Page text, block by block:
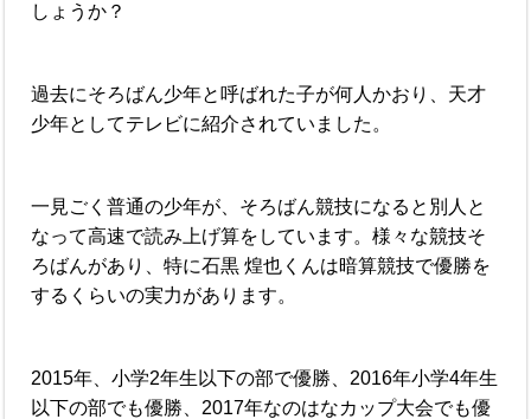
しょうか？
過去にそろばん少年と呼ばれた子が何人かおり、天才
少年としてテレビに紹介されていました。
一見ごく普通の少年が、そろばん競技になると別人と
なって高速で読み上げ算をしています。様々な競技そ
ろばんがあり、特に石黒 煌也くんは暗算競技で優勝を
するくらいの実力があります。
2015年、小学2年生以下の部で優勝、2016年小学4年生
以下の部でも優勝、2017年なのはなカップ大会でも優